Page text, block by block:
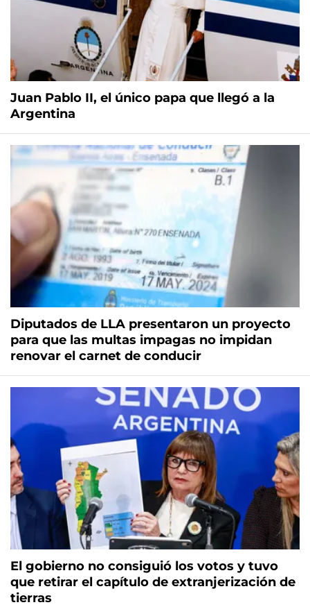
Juan Pablo II, el único papa que llegó a la
Argentina
Diputados de LLA presentaron un proyecto
para que las multas impagas no impidan
renovar el carnet de conducir
El gobierno no consiguió los votos y tuvo
que retirar el capítulo de extranjerización de
tierras